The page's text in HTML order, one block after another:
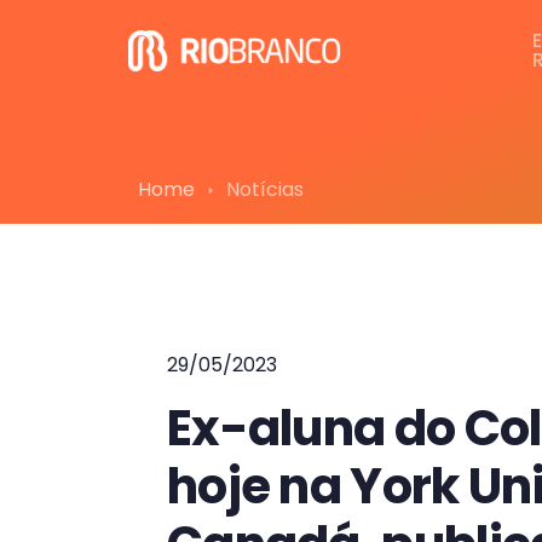
Home Notícias
29/05/2023
Ex-aluna do
hoje na York